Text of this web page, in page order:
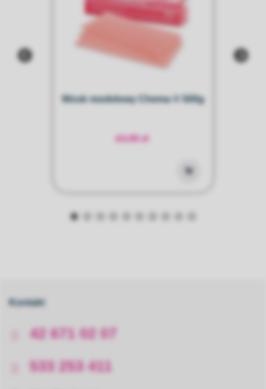
Wosk modelowy Chema ® 500g
63,00 zł
Kontakt
42 671 02 07
533 253 411